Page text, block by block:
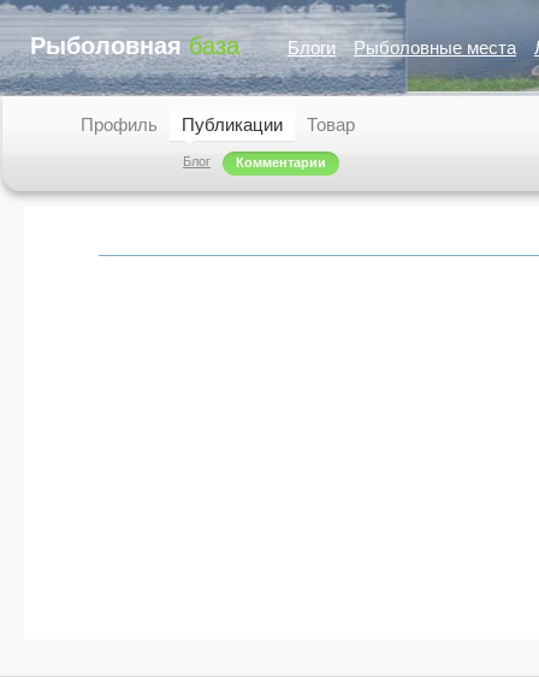
Рыболовная база Блоги Рыболовные места
Профиль Публикации
Блог Комментарии
Товар